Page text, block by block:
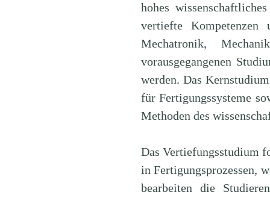
hohes
vertiefte
Mechatronik,
vorausgegangenen
werden. Das
für Fertigungssysteme
Methoden des
Das Vertiefungsstudium
in Fertigungsprozessen,
bearbeiten die